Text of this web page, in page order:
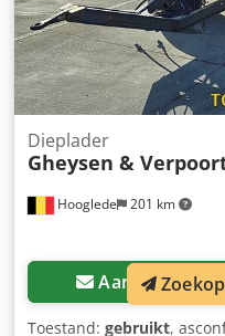
Hooglede 201 km
Dieplader
Gheysen &
Aanvragen
Toestand: gebruikt,